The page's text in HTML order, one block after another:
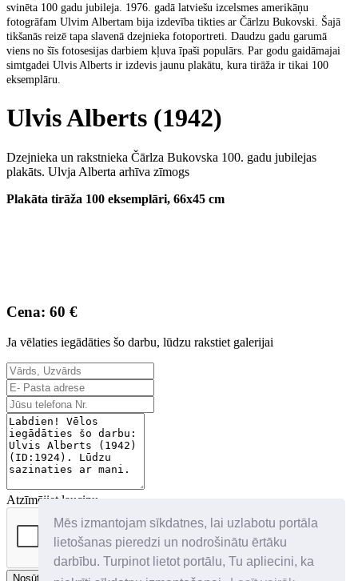
Mēs izmantojam sīkdatnes, lai uzlabotu portāla
lietošanas pieredzi un nodrošinātu ērtāku
darbību. Turpinot lietot portālu, Tu apliecini, ka
svinēta 100 gadu jubileja. 1976. gadā latviešu izcelsmes amerikāņu
fotogrāfam Ulvim Albertam bija izdevība tikties ar Čārlzu Bukovski. Šajā
tikšanās reizē tapa slavenā dzejnieka fotoportreti. Daudzu gadu garumā
viens no šīs fotosesijas darbiem kļuva īpaši populārs. Par godu gaidāmajai
simtgadei Ulvis Alberts ir izdevis jaunu plakātu, kura tirāža ir tikai 100
eksemplāru.
Ulvis Alberts (1942)
Dzejnieka un rakstnieka Čārlza Bukovska 100. gadu jubilejas
plakāts. Ulvja Alberta arhīva zīmogs
Plakāta tirāža 100 eksemplāri, 66x45 cm
Cena: 60 €
Ja vēlaties iegādāties šo darbu, lūdzu rakstiet galerijai
Atzīmējiet lauciņu
Nosūtīt